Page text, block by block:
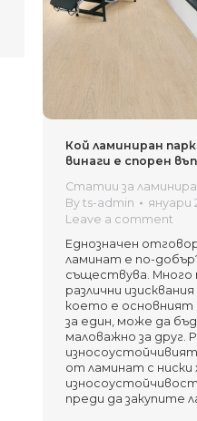
Кой ламиниран
винаги е спорен
Статии за
Byts-admin
януари
Leave a comment
Еднозначен
ламинат е по-
съществува.
различни
което е основният
за един, може да
маловажно за друг.
от ламинат с
преди да закупите